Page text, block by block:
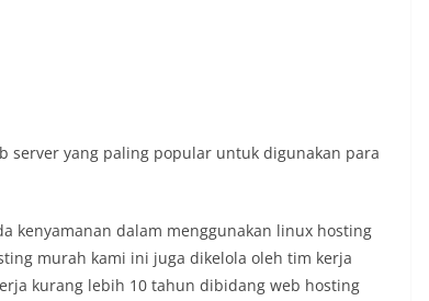
server yang paling popular untuk digunakan para
kenyamanan dalam menggunakan linux hosting
murah kami ini juga dikelola oleh tim kerja
kurang lebih 10 tahun dibidang web hosting